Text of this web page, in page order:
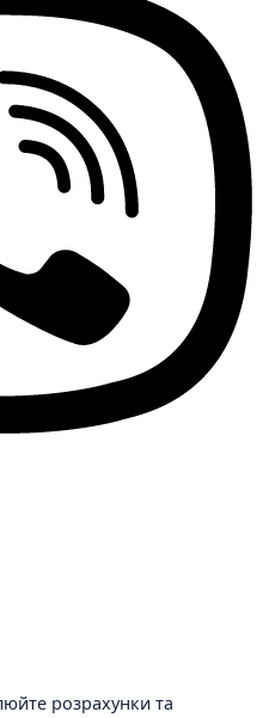
розрахунки та